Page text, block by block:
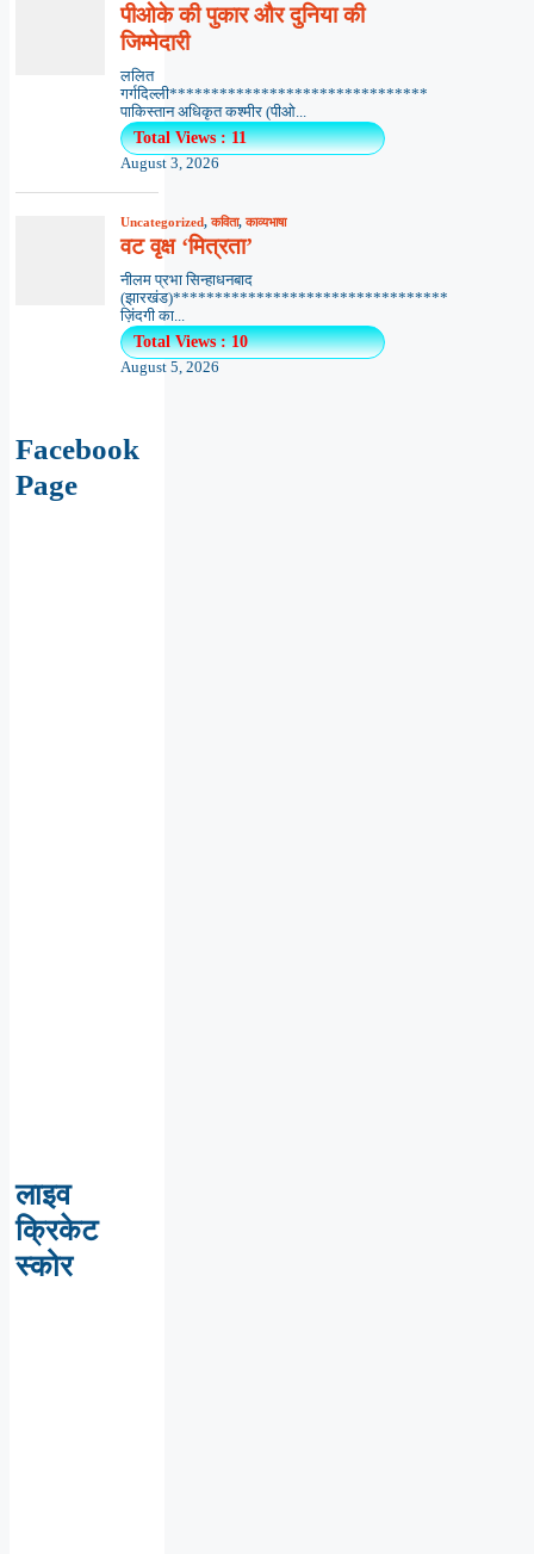
पीओके की पुकार और दुनिया की
जिम्मेदारी
ललित
गर्गदिल्ली*******************************
पाकिस्तान अधिकृत कश्मीर (पीओ...
Total Views : 11
August 3, 2026
Uncategorized,कविता,काव्यभाषा
वट वृक्ष ‘मित्रता’
नीलम प्रभा सिन्हाधनबाद
(झारखंड)*********************************
ज़िंदगी का...
Total Views : 10
August 5, 2026
Facebook
Page
लाइव
क्रिकेट
स्कोर